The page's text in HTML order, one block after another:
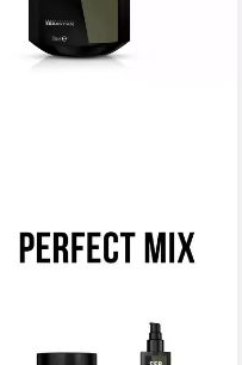
Haarshampoo SEB MAN THE